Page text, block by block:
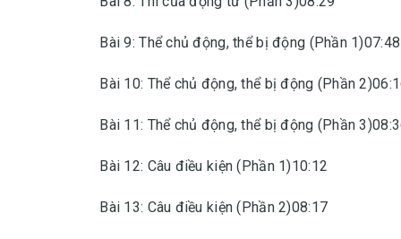
Bài 9: Thể chủ động, thể bị động (Phần 1)07:48
Bài 10: Thể chủ động, thể bị động (Phần
Bài 11: Thể chủ động, thể bị động (Phần
Bài 12: Câu điều kiện (Phần 1)10:12
Bài 13: Câu điều kiện (Phần 2)08:17